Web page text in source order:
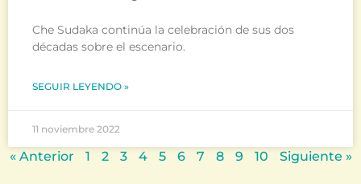
Che Sudaka continúa la celebración de sus dos
décadas sobre el escenario.
SEGUIR LEYENDO »
11 noviembre 2022
« Anterior 1 2 3 4 5 6 7 8 9 10 Siguiente »